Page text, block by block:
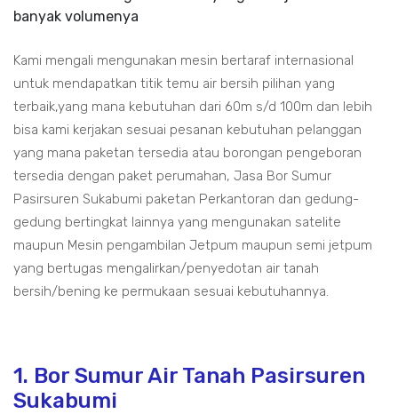
banyak volumenya
Kami mengali mengunakan mesin bertaraf internasional
untuk mendapatkan titik temu air bersih pilihan yang
terbaik,yang mana kebutuhan dari 60m s/d 100m dan lebih
bisa kami kerjakan sesuai pesanan kebutuhan pelanggan
yang mana paketan tersedia atau borongan pengeboran
tersedia dengan paket perumahan, Jasa Bor Sumur
Pasirsuren Sukabumi paketan Perkantoran dan gedung-
gedung bertingkat lainnya yang mengunakan satelite
maupun Mesin pengambilan Jetpum maupun semi jetpum
yang bertugas mengalirkan/penyedotan air tanah
bersih/bening ke permukaan sesuai kebutuhannya.
1. Bor Sumur Air Tanah Pasirsuren
Sukabumi